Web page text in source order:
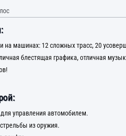
на машинах: 12 сложных трасс, 20
блестящая графика, отличная
управления автомобилем.
из оружия.